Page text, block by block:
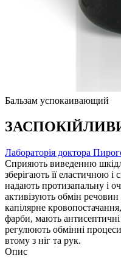
Бальзам успокаивающий
Лабораторiя доктора
Сприяють виведенню
зберігають її еластичною і
надають протизапальну і
активізують обмін
капілярне
фарби, мають антисептичні
регулюють обмінні
втому з ніг та рук.
Опис